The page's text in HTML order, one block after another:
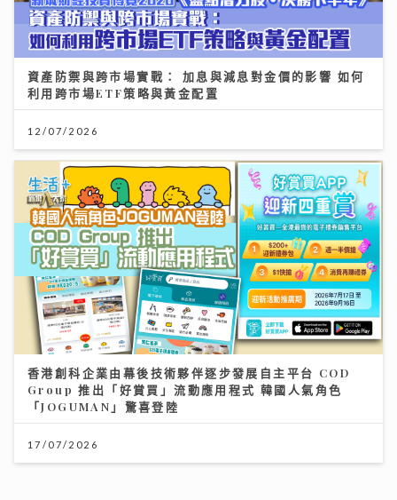
資產防禦與跨市場實戰： 加息與減息對金價的影響 如何
利用跨市場ETF策略與黃金配置
12/07/2026
香港創科企業由幕後技術夥伴逐步發展自主平台 COD
Group 推出「好賞買」流動應用程式 韓國人氣角色
「JOGUMAN」驚喜登陸
17/07/2026